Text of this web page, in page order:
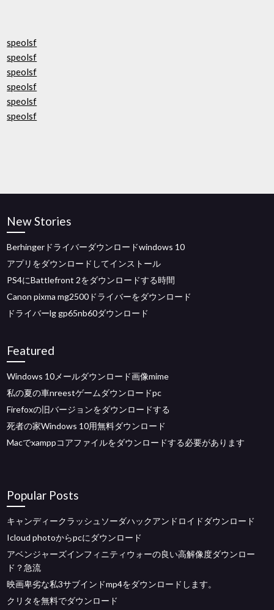
speolsf
speolsf
speolsf
speolsf
speolsf
speolsf
New Stories
Berhingerドライバーダウンロードwindows 10
アプリをダウンロードしてインストール
PS4にBattlefront 2をダウンロードする時間
Canon pixma mg2500ドライバーをダウンロード
ドライバーlg gp65nb60ダウンロード
Featured
Windows 10メールダウンロード画像mime
私の夏の車nreestゲームダウンロードpc
Firefoxの旧バージョンをダウンロードする
死者の家Windows 10用無料ダウンロード
Macでxamppコアファイルをダウンロードする必要があります
Popular Posts
キャンディークラッシュソーダハックアンドロイドダウンロード
Icloud photoからpcにダウンロード
アベンジャーズインフィニティウォーの良い高解像度ダウンロー
ド？急流
映画卑劣な私3サブインドmp4をダウンロードします。
クリタを無料でダウンロード